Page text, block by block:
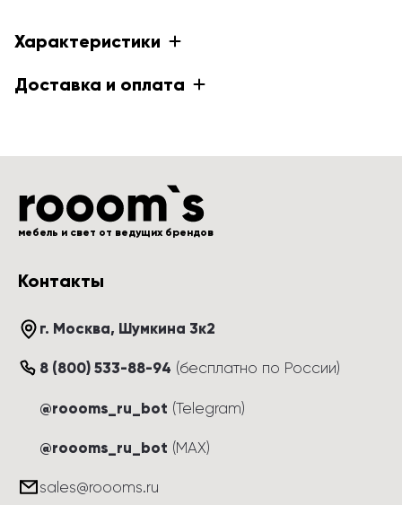
Характеристики
Доставка и оплата
мебель и свет от ведущих брендов
Контакты
г. Москва, Шумкина 3к2
8 (800) 533-88-94 (бесплатно по России)
@roooms_ru_bot (Telegram)
@roooms_ru_bot (MAX)
sales@roooms.ru